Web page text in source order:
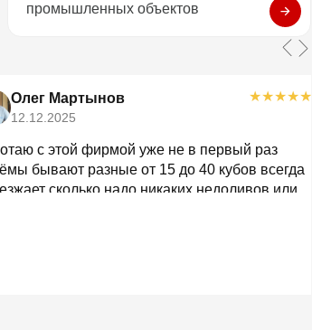
промышленных объектов
Олег Мартынов
12.12.2025
★★★★★
с этой фирмой уже не в первый раз
бывают разные от 15 до 40 кубов всегда
сколько надо никаких недоливов или